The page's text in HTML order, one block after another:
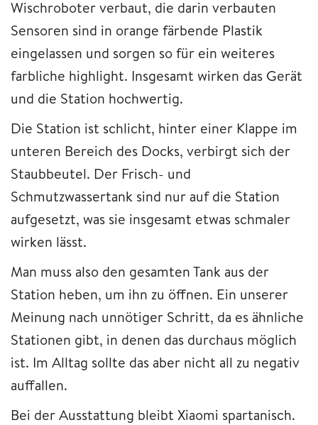
Wischroboter verbaut, die darin verbauten
Sensoren sind in orange färbende Plastik
eingelassen und sorgen so für ein weiteres
farbliche highlight. Insgesamt wirken das Gerät
und die Station hochwertig.
Die Station ist schlicht, hinter einer Klappe im
unteren Bereich des Docks, verbirgt sich der
Staubbeutel. Der Frisch- und
Schmutzwassertank sind nur auf die Station
aufgesetzt, was sie insgesamt etwas schmaler
wirken lässt.
Man muss also den gesamten Tank aus der
Station heben, um ihn zu öffnen. Ein unserer
Meinung nach unnötiger Schritt, da es ähnliche
Stationen gibt, in denen das durchaus möglich
ist. Im Alltag sollte das aber nicht all zu negativ
auffallen.
Bei der Ausstattung bleibt Xiaomi spartanisch.